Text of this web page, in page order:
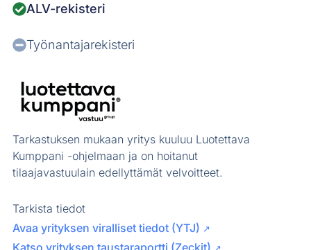
ALV-rekisteri
Työnantajarekisteri
Tarkastuksen mukaan yritys kuuluu Luotettava
Kumppani -ohjelmaan ja on hoitanut
tilaajavastuulain edellyttämät velvoitteet.
Tarkista tiedot
Avaa yrityksen viralliset tiedot (YTJ) ↗
Katso yrityksen taustaraportti (Zeckit)